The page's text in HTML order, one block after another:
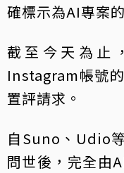
確標示為AI專案
截至今天為止
Instagram帳號
置評請求。
自Suno、Udio
問世後，完全由